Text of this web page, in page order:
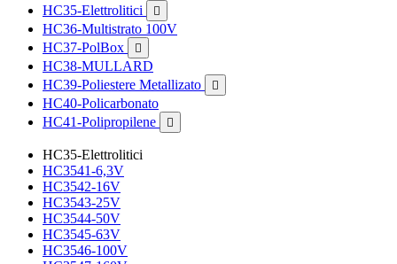
HC35-Elettrolitici

HC36-Multistrato 100V
HC37-PolBox

HC38-MULLARD
HC39-Poliestere Metallizato

HC40-Policarbonato
HC41-Polipropilene

HC35-Elettrolitici
HC3541-6,3V
HC3542-16V
HC3543-25V
HC3544-50V
HC3545-63V
HC3546-100V